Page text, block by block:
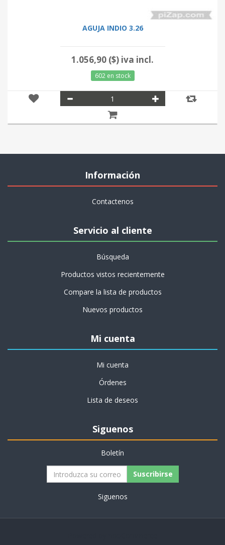
AGUJA INDIO 3.26
1.056,90 ($) iva incl.
602 en stock
Información
Contactenos
Servicio al cliente
Búsqueda
Productos vistos recientemente
Compare la lista de productos
Nuevos productos
Mi cuenta
Mi cuenta
Órdenes
Lista de deseos
Siguenos
Boletín
Siguenos